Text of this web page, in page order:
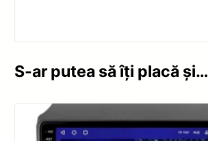
S-ar putea să îți placă și…